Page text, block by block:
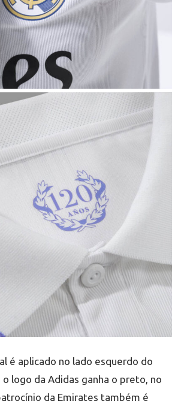
é aplicado no lado esquerdo do
logo da Adidas ganha o preto, no
da Emirates também é